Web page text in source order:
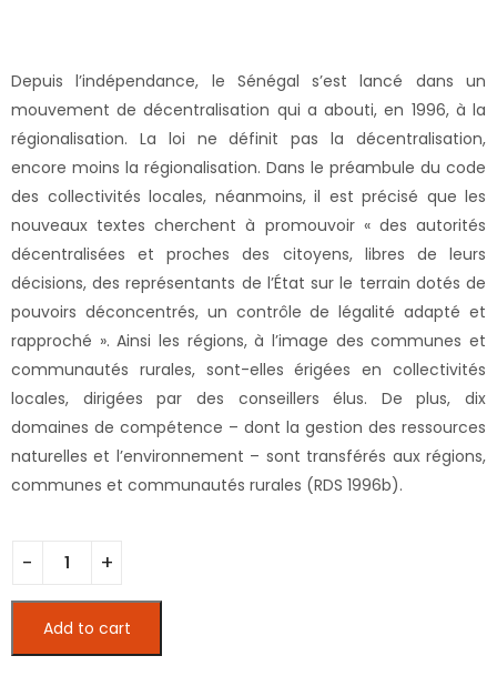
Depuis l’indépendance, le Sénégal s’est lancé dans un
mouvement de décentralisation qui a abouti, en 1996, à la
régionalisation. La loi ne définit pas la décentralisation,
encore moins la régionalisation. Dans le préambule du code
des collectivités locales, néanmoins, il est précisé que les
nouveaux textes cherchent à promouvoir « des autorités
décentralisées et proches des citoyens, libres de leurs
décisions, des représentants de l’État sur le terrain dotés de
pouvoirs déconcentrés, un contrôle de légalité adapté et
rapproché ». Ainsi les régions, à l’image des communes et
communautés rurales, sont-elles érigées en collectivités
locales, dirigées par des conseillers élus. De plus, dix
domaines de compétence – dont la gestion des ressources
naturelles et l’environnement – sont transférés aux régions,
communes et communautés rurales (RDS 1996b).
La réglementation de la filière du charbon de bois à
Add to cart